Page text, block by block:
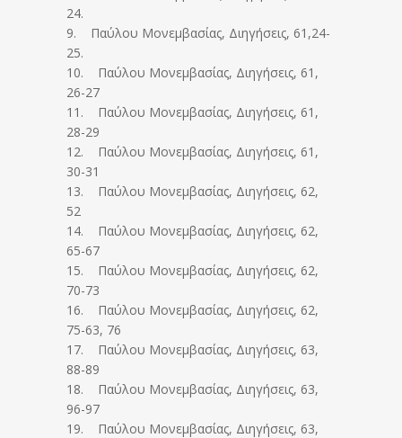
24.
9. Παύλου Μονεμβασίας, Διηγήσεις, 61,24-
25.
10. Παύλου Μονεμβασίας, Διηγήσεις, 61,
26-27
11. Παύλου Μονεμβασίας, Διηγήσεις, 61,
28-29
12. Παύλου Μονεμβασίας, Διηγήσεις, 61,
30-31
13. Παύλου Μονεμβασίας, Διηγήσεις, 62,
52
14. Παύλου Μονεμβασίας, Διηγήσεις, 62,
65-67
15. Παύλου Μονεμβασίας, Διηγήσεις, 62,
70-73
16. Παύλου Μονεμβασίας, Διηγήσεις, 62,
75-63, 76
17. Παύλου Μονεμβασίας, Διηγήσεις, 63,
88-89
18. Παύλου Μονεμβασίας, Διηγήσεις, 63,
96-97
19. Παύλου Μονεμβασίας, Διηγήσεις, 63,